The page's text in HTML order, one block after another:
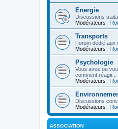
Energie
Discussions
Modérateurs :
Transports
Forum dédié aux
Modérateurs :
Psychologie
Vous avez ou
comment réagir...
Modérateurs :
Discussions
Modérateurs :
ASSOCIATION